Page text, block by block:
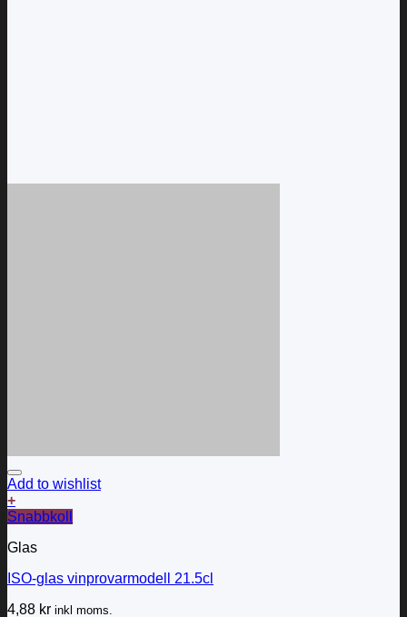
Add to wishlist
+
Snabbkoll
Glas
ISO-glas vinprovarmodell 21.5cl
4,88 kr inkl moms.